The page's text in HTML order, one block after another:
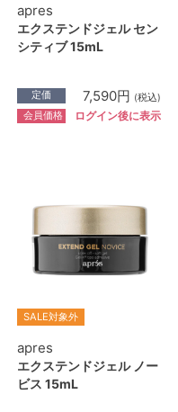
apres
エクステンドジェル セン
シティブ 15mL
定価 7,590円 (税込)
会員価格 ログイン後に表示
SALE対象外
apres
エクステンドジェル ノー
ビス 15mL